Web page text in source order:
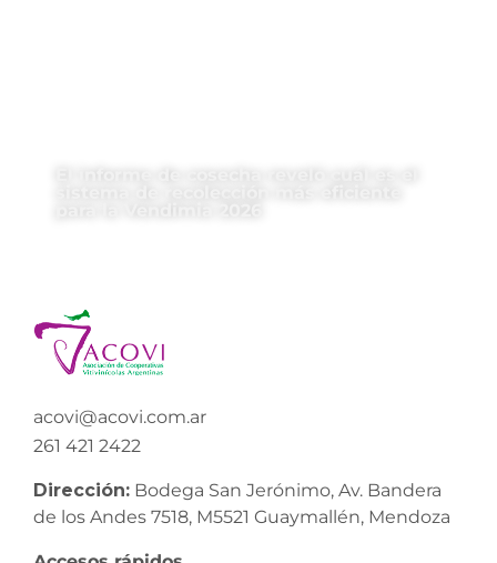
acovi@acovi.com.ar
261 421 2422
Dirección: Bodega San Jerónimo, Av. Bandera
de los Andes 7518, M5521 Guaymallén, Mendoza